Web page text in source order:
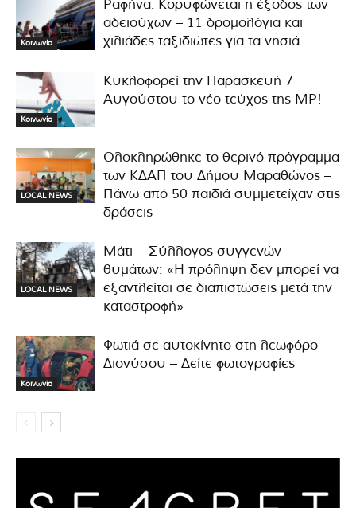
Κοινωνία
Ραφήνα: Κορυφώνεται η έξοδος των
αδειούχων – 11 δρομολόγια και
χιλιάδες ταξιδιώτες για τα νησιά
Κοινωνία
Κυκλοφορεί την Παρασκευή 7
Αυγούστου το νέο τεύχος της MP!
LOCAL NEWS
Ολοκληρώθηκε το θερινό πρόγραμμα
των ΚΔΑΠ του Δήμου Μαραθώνος –
Πάνω από 50 παιδιά συμμετείχαν στις
δράσεις
LOCAL NEWS
Μάτι – Σύλλογος συγγενών
θυμάτων: «Η πρόληψη δεν μπορεί να
εξαντλείται σε διαπιστώσεις μετά την
καταστροφή»
Κοινωνία
Φωτιά σε αυτοκίνητο στη λεωφόρο
Διονύσου – Δείτε φωτογραφίες